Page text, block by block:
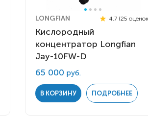
LONGFIAN 4.7 (25
Кислородный
концентратор Longfian
Jay-10FW-D
65 000 руб.
В КОРЗИНУ ПОДРОБНЕЕ